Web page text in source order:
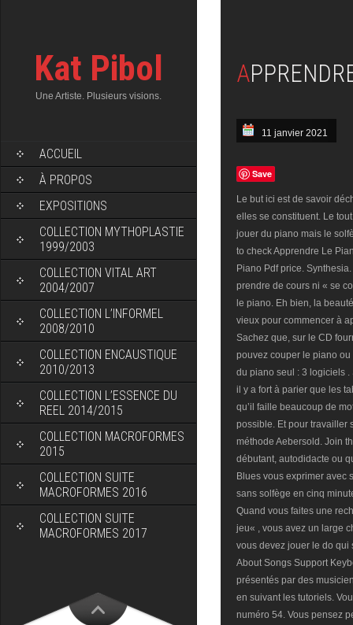
Kat Pibol
Une Artiste. Plusieurs visions.
ACCUEIL
À PROPOS
EXPOSITIONS
COLLECTION MYTHOPLASTIE
1999/2003
COLLECTION VITAL ART
2004/2007
COLLECTION L’INFORMEL
2008/2010
COLLECTION ENCAUSTIQUE
2010/2013
COLLECTION L’ESSENCE DU
REEL 2014/2015
COLLECTION MACROFORMES
2015
COLLECTION SUITE
MACROFORMES 2016
COLLECTION SUITE
MACROFORMES 2017
11 janvier 2021
Save
Le but ici est de savoir
elles se constituent. Le
jouer du piano mais le
to check Apprendre Le
Piano Pdf price.
prendre de cours ni « se
le piano. Eh bien, la
vieux pour commencer à
Sachez que, sur le CD
pouvez couper le piano
du piano seul : 3 logiciels
il y a fort à parier que les
qu’il faille beaucoup de
possible. Et pour travailler
méthode Aebersold. Join
débutant, autodidacte ou
Blues vous exprimer avec
sans solfège en cinq
Quand vous faites une
jeu« , vous avez un large
vous devez jouer le do qui
About Songs Support
présentés par des
en suivant les tutoriels.
numéro 54. Vous pensez